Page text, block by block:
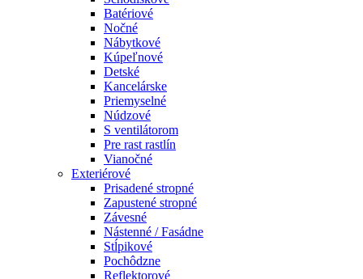
Batériové
Nočné
Nábytkové
Kúpeľnové
Detské
Kancelárske
Priemyselné
Núdzové
S ventilátorom
Pre rast rastlín
Vianočné
Exteriérové
Prisadené stropné
Zapustené stropné
Závesné
Nástenné / Fasádne
Stĺpikové
Pochôdzne
Reflektorové